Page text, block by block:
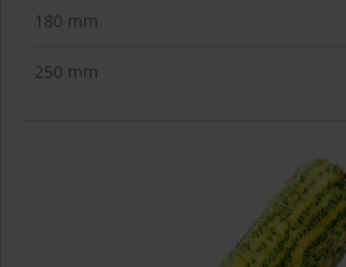
180 mm
250 mm